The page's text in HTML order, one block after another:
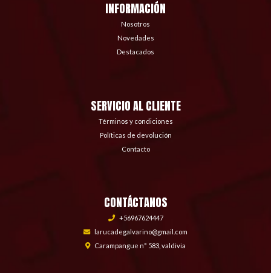
INFORMACIÓN
Nosotros
Novedades
Destacados
SERVICIO AL CLIENTE
Términos y condiciones
Políticas de devolución
Contacto
CONTÁCTANOS
+56967624447
larucadegalvarino@gmail.com
Carampangue n° 583, valdivia